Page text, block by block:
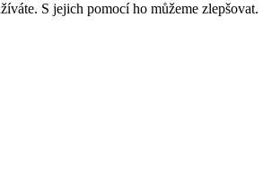
S jejich pomocí ho můžeme zlepšovat.